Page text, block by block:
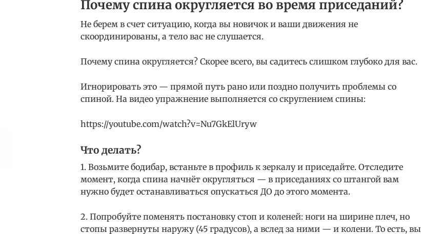
Почему спина округляется во время приседаний?
Не берем в счет ситуацию, когда вы новичок и ваши движения не
скоординированы, а тело вас не слушается.
Почему спина округляется? Скорее всего, вы садитесь слишком глубоко для вас.
Игнорировать это — прямой путь рано или поздно получить проблемы со
спиной. На видео упражнение выполняется со скруглением спины:
https://youtube.com/watch?v=Nu7GkElUryw
Что делать?
1. Возьмите бодибар, встаньте в профиль к зеркалу и приседайте. Отследите
момент, когда спина начнёт округляться — в приседаниях со штангой вам
нужно будет останавливаться опускаться ДО до этого момента.
2. Попробуйте поменять постановку стоп и коленей: ноги на ширине плеч, но
стопы развернуты наружу (45 градусов), а вслед за ними — и колени. То есть, вы